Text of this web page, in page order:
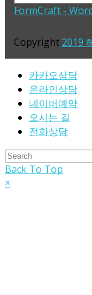
FormCraft -
Copyright 2019
카카오상담
온라인상담
네이버예약
오시는 길
전화상담
Back To Top
×